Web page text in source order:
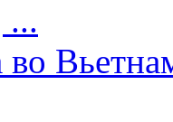
...